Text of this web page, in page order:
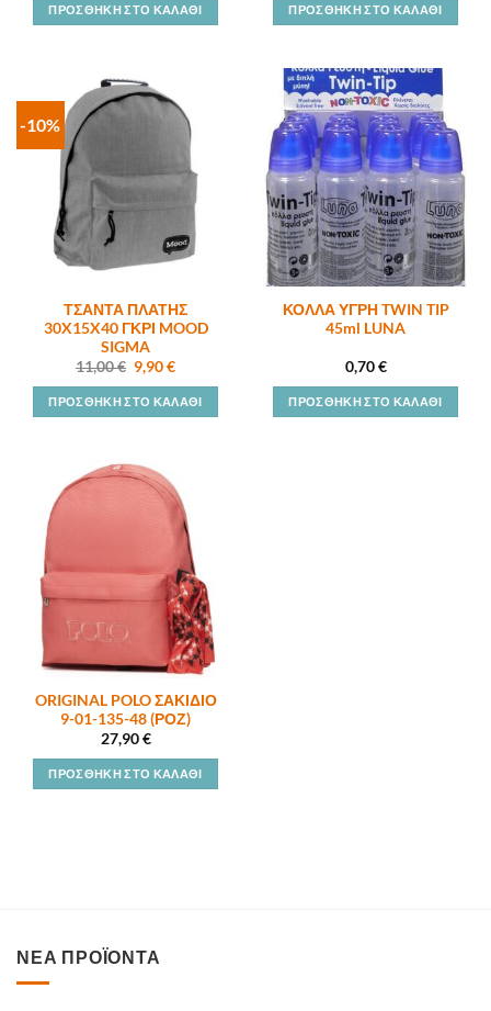
ΠΡΟΣΘΉΚΗ ΣΤΟ ΚΑΛΆΘΙ ΠΡΟΣΘΉΚΗ ΣΤΟ ΚΑΛΆΘΙ
-10%
ΤΣΑΝΤΑ ΠΛΑΤΗΣ
30X15X40 ΓΚΡΙ MOOD
SIGMA
11,00€ Original
price
was:
11,00 €.
9,90€Η
τιμή
είναι:
9,90 €.
ΠΡΟΣΘΉΚΗ ΣΤΟ ΚΑΛΆΘΙ
ΚΟΛΛΑ ΥΓΡΗ TWIN TIP
45ml LUNA
0,70€
ΠΡΟΣΘΉΚΗ ΣΤΟ ΚΑΛΆΘΙ
ORIGINAL POLO ΣΑΚΙΔΙΟ
9-01-135-48 (ΡΟΖ)
27,90€
ΠΡΟΣΘΉΚΗ ΣΤΟ ΚΑΛΆΘΙ
ΝΕΑ ΠΡΟΪΟΝΤΑ